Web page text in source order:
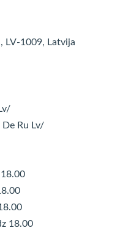
LV-1009, Latvija
Ru Lv/
18.00